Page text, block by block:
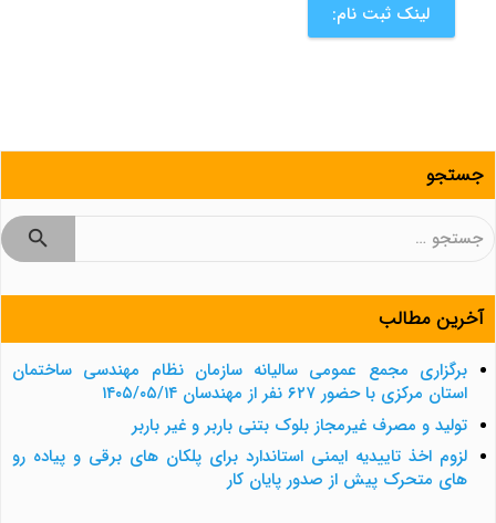
لینک ثبت نام:
جستجو
جستجو
آخرین مطالب
برگزاری مجمع عمومی سالیانه سازمان نظام مهندسی ساختمان
استان مرکزی با حضور ۶۲۷ نفر از مهندسان ۱۴۰۵/۰۵/۱۴
تولید و مصرف غیرمجاز بلوک بتنی باربر و غیر باربر
لزوم اخذ تاییدیه ایمنی استاندارد برای پلکان های برقی و پیاده رو
های متحرک پیش از صدور پایان کار